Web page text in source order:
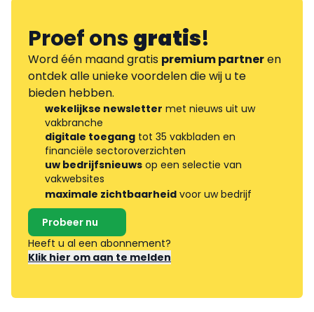
Proef onsgratis!
Word één maand gratis premium partneren
ontdek alle unieke voordelen die wij u te
bieden hebben.
wekelijkse newsletter met nieuws uit uw
vakbranche
digitale toegang tot 35 vakbladen en
financiële sectoroverzichten
uw bedrijfsnieuws op een selectie van
vakwebsites
maximale zichtbaarheid voor uw bedrijf
Probeer nu
Heeft u al een abonnement?
Klik hier om aan te melden